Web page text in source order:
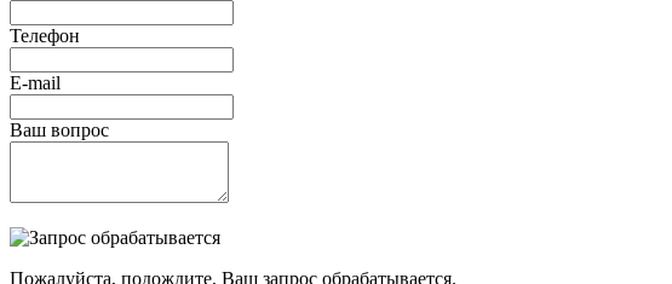
Телефон
E-mail
Ваш вопрос
Пожалуйста, подождите, Ваш запрос обрабатывается.